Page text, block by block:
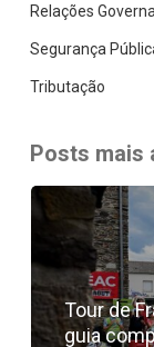
Relações
Segurança
Tributação
Posts mais
Tour de
guia